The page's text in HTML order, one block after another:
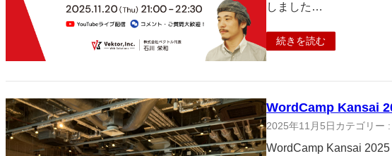
しました…
続きを読む
WordCamp Kansai
2025年11月5日 カテゴリー
WordCamp Kansai 2025